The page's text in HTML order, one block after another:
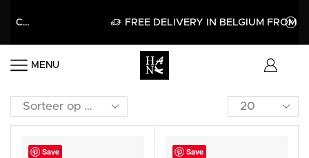
FREE DELIVERY IN BELGIUM FROM 60€
MENU
Save Save